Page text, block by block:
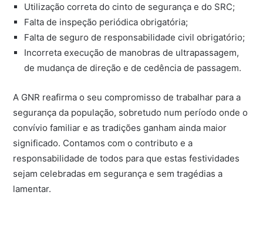
Utilização correta do cinto de segurança e do SRC;
Falta de inspeção periódica obrigatória;
Falta de seguro de responsabilidade civil obrigatório;
Incorreta execução de manobras de ultrapassagem,
de mudança de direção e de cedência de passagem.
A GNR reafirma o seu compromisso de trabalhar para a
segurança da população, sobretudo num período onde o
convívio familiar e as tradições ganham ainda maior
significado. Contamos com o contributo e a
responsabilidade de todos para que estas festividades
sejam celebradas em segurança e sem tragédias a
lamentar.